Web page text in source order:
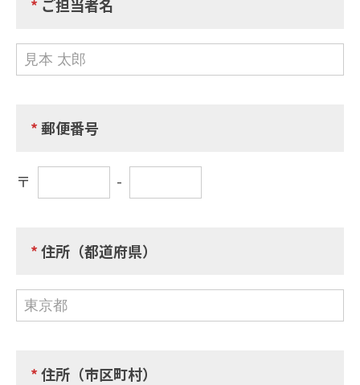
* ご担当者名
*郵便番号
〒 -
*住所（都道府県）
*住所（市区町村）